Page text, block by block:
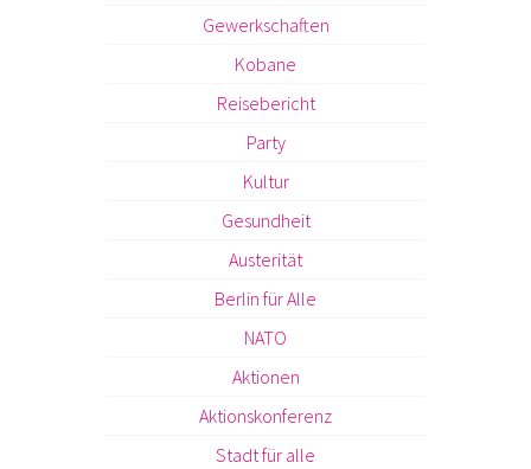
Gewerkschaften
Kobane
Reisebericht
Party
Kultur
Gesundheit
Austerität
Berlin für Alle
NATO
Aktionen
Aktionskonferenz
Stadt für alle